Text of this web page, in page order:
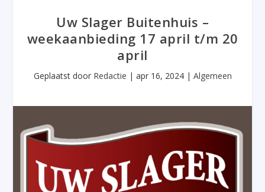
Uw Slager Buitenhuis –
weekaanbieding 17 april t/m 20
april
Geplaatst door Redactie | apr 16, 2024| Algemeen